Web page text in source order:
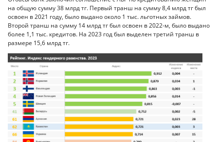
на общую сумму 38 млрд тг. Первый транш на сумму 8,4 млрд тг был
освоен в 2021 году, было выдано около 1 тыс. льготных займов.
Второй транш на сумму 14 млрд тг был освоен в 2022-м, было выдано
более 1,1 тыс. кредитов. На 2023 год был выделен третий транш в
размере 15,6 млрд тг.